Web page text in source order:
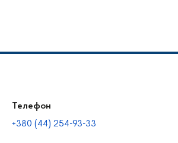
Телефон
+380 (44) 254-93-33